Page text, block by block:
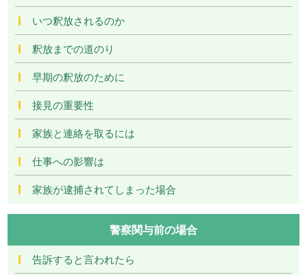
いつ釈放されるのか
釈放までの道のり
早期の釈放のために
接見の重要性
家族と連絡を取るには
仕事への影響は
家族が逮捕されてしまった場合
警察関与前の場合
告訴すると言われたら